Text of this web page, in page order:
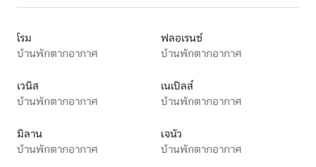
โรม
บ้านพักตากอากาศ
ฟลอเรนซ์
บ้านพักตากอากาศ
เวนิส
บ้านพักตากอากาศ
เนเปิลส์
บ้านพักตากอากาศ
มิลาน
บ้านพักตากอากาศ
เจนัว
บ้านพักตากอากาศ